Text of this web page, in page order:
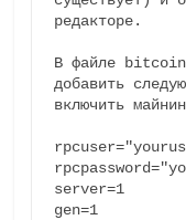
редакторе.
В файле
добавить
включить
server=1
gen=1